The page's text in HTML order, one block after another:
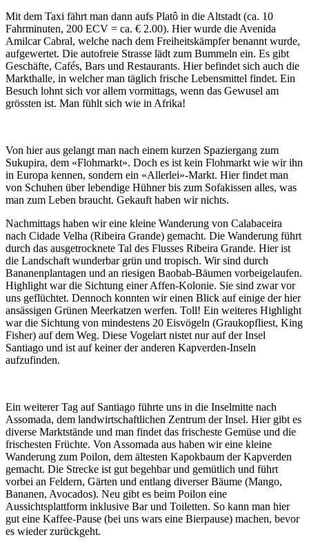
Mit dem Taxi fährt man dann aufs Platô in die Altstadt (ca. 10
Fahrminuten, 200 ECV = ca. € 2.00). Hier wurde die Avenida
Amilcar Cabral, welche nach dem Freiheitskämpfer benannt wurde,
aufgewertet. Die autofreie Strasse lädt zum Bummeln ein. Es gibt
Geschäfte, Cafés, Bars und Restaurants. Hier befindet sich auch die
Markthalle, in welcher man täglich frische Lebensmittel findet. Ein
Besuch lohnt sich vor allem vormittags, wenn das Gewusel am
grössten ist. Man fühlt sich wie in Afrika!
Von hier aus gelangt man nach einem kurzen Spaziergang zum
Sukupira, dem «Flohmarkt». Doch es ist kein Flohmarkt wie wir ihn
in Europa kennen, sondern ein «Allerlei»-Markt. Hier findet man
von Schuhen über lebendige Hühner bis zum Sofakissen alles, was
man zum Leben braucht. Gekauft haben wir nichts.
Nachmittags haben wir eine kleine Wanderung von Calabaceira
nach Cidade Velha (Ribeira Grande) gemacht. Die Wanderung führt
durch das ausgetrocknete Tal des Flusses Ribeira Grande. Hier ist
die Landschaft wunderbar grün und tropisch. Wir sind durch
Bananenplantagen und an riesigen Baobab-Bäumen vorbeigelaufen.
Highlight war die Sichtung einer Affen-Kolonie. Sie sind zwar vor
uns geflüchtet. Dennoch konnten wir einen Blick auf einige der hier
ansässigen Grünen Meerkatzen werfen. Toll! Ein weiteres Highlight
war die Sichtung von mindestens 20 Eisvögeln (Graukopfliest, King
Fisher) auf dem Weg. Diese Vogelart nistet nur auf der Insel
Santiago und ist auf keiner der anderen Kapverden-Inseln
aufzufinden.
Ein weiterer Tag auf Santiago führte uns in die Inselmitte nach
Assomada, dem landwirtschaftlichen Zentrum der Insel. Hier gibt es
diverse Marktstände und man findet das frischeste Gemüse und die
frischesten Früchte. Von Assomada aus haben wir eine kleine
Wanderung zum Poilon, dem ältesten Kapokbaum der Kapverden
gemacht. Die Strecke ist gut begehbar und gemütlich und führt
vorbei an Feldern, Gärten und entlang diverser Bäume (Mango,
Bananen, Avocados). Neu gibt es beim Poilon eine
Aussichtsplattform inklusive Bar und Toiletten. So kann man hier
gut eine Kaffee-Pause (bei uns wars eine Bierpause) machen, bevor
es wieder zurückgeht.